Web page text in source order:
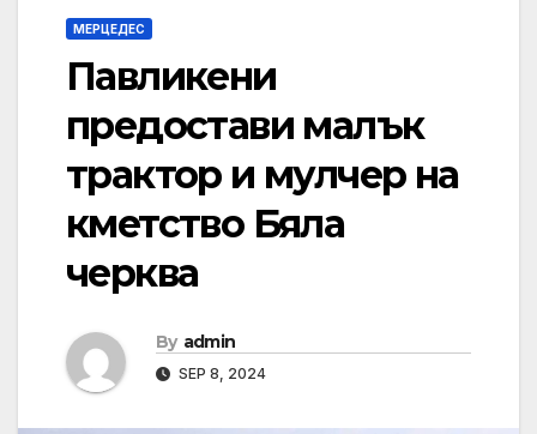
МЕРЦЕДЕС
Павликени
предостави малък
трактор и мулчер на
кметство Бяла
черква
By admin
SEP 8, 2024